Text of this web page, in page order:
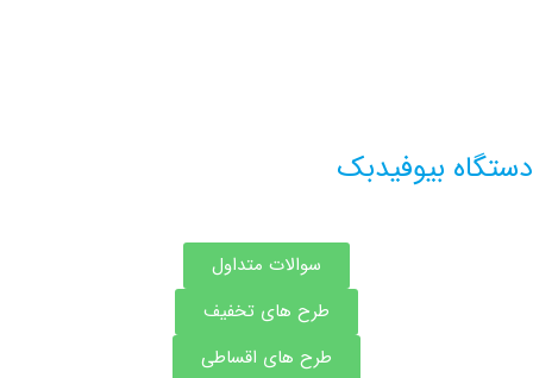
بیوفیدبک
سوالات متداول
طرح های تخفیف
طرح های اقساطی